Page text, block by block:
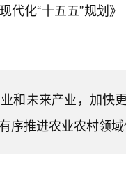
代化“十五五”规划
和未来产业，加快
推进农业农村领域